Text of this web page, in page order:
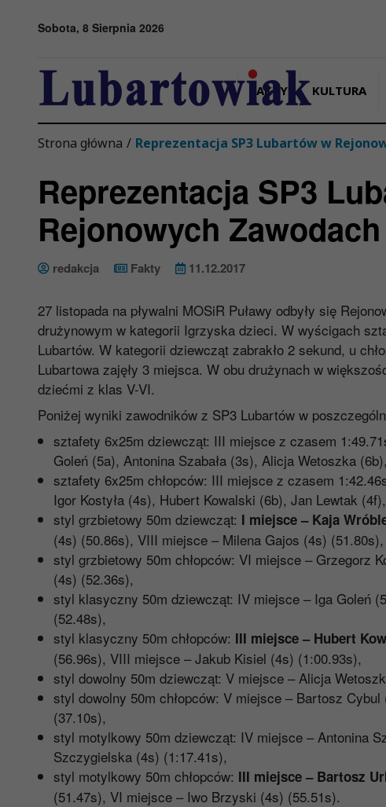
Sobota, 8 Sierpnia 2026
FAKTY KULTURA
Strona główna / Reprezentacja SP3 Lubartów w
Reprezentacja SP3
Rejonowych
redakcja Fakty 11.12.2017
27 listopada na pływalni MOSiR Puławy odbyły się
drużynowym w kategorii Igrzyska dzieci. W wyścigach
Lubartów. W kategorii dziewcząt zabrakło 2 sekund, u
Lubartowa zajęły 3 miejsca. W obu drużynach w
dziećmi z klas V-VI.
Poniżej wyniki zawodników z SP3 Lubartów w
sztafety 6x25m dziewcząt: III miejsce z czasem
Goleń (5a), Antonina Szabała (3s), Alicja Wetoszka
sztafety 6x25m chłopców: III miejsce z czasem
Igor Kostyła (4s), Hubert Kowalski (6b), Jan Lewtak
styl grzbietowy 50m dziewcząt: I miejsce – Kaja
(4s) (50.86s), VIII miejsce – Milena Gajos (4s) (51.80s),
styl grzbietowy 50m chłopców: VI miejsce – Grzegorz
(4s) (52.36s),
styl klasyczny 50m dziewcząt: IV miejsce – Iga Goleń
(52.48s),
styl klasyczny 50m chłopców: III miejsce – Hubert
(56.96s), VIII miejsce – Jakub Kisiel (4s) (1:00.93s),
styl dowolny 50m dziewcząt: V miejsce – Alicja
styl dowolny 50m chłopców: V miejsce – Bartosz
(37.10s),
styl motylkowy 50m dziewcząt: IV miejsce – Antonina
Szczygielska (4s) (1:17.41s),
styl motylkowy 50m chłopców: III miejsce – Bartosz
(51.47s), VI miejsce – Iwo Brzyski (4s) (55.51s).